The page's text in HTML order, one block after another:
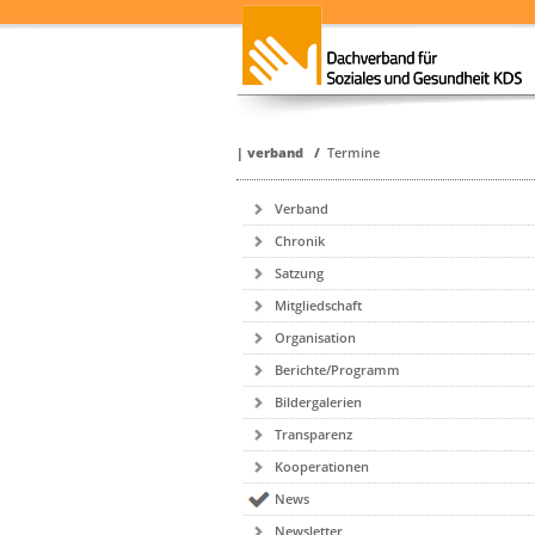
| verband / Termine
Verband
Chronik
Satzung
Mitgliedschaft
Organisation
Berichte/Programm
Bildergalerien
Transparenz
Kooperationen
News
Newsletter